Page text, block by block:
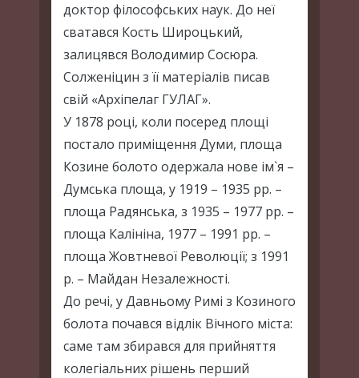
доктор філософських наук. До неї
сватався Кость Широцький,
залицявся Володимир Сосюра.
Солженіцин з її матеріалів писав
свій «Архіпелаг ГУЛАГ».
У 1878 році, коли посеред площі
постало приміщення Думи, площа
Козине болото одержала нове ім`я –
Думська площа, у 1919 – 1935 рр. –
площа Радянська, з 1935 – 1977 рр. –
площа Калініна, 1977 – 1991 рр. –
площа Жовтневої Революції; з 1991
р. – Майдан Незалежності.
До речі, у Давньому Римі з Козиного
болота почався відлік Вічного міста:
саме там збирався для прийняття
колегіальних рішень перший